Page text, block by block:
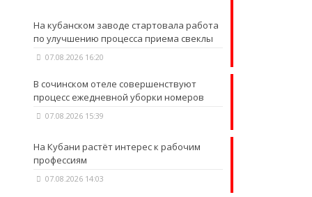
На кубанском заводе стартовала работа
по улучшению процесса приема свеклы
07.08.2026 16:20
В сочинском отеле совершенствуют
процесс ежедневной уборки номеров
07.08.2026 15:39
На Кубани растёт интерес к рабочим
профессиям
07.08.2026 14:03